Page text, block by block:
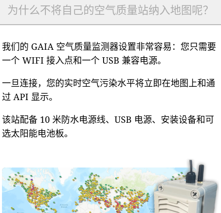
为什么不将自己的空气质量站纳入地图呢？
我们的 GAIA 空气质量监测器设置非常容易：您只需要
一个 WIFI 接入点和一个 USB 兼容电源。
一旦连接，您的实时空气污染水平将立即在地图上和通
过 API 显示。
该站配备 10 米防水电源线、USB 电源、安装设备和可
选太阳能电池板。